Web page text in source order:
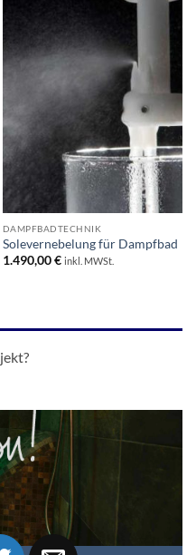
DAMPFBADTECHNIK
Solevernebelung für Dampfbad
1.490,00€ inkl. MWSt.